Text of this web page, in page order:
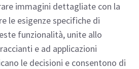
immagini dettagliate con la
le esigenze specifiche di
funzionalità, unite allo
e ad applicazioni
le decisioni e consentono di